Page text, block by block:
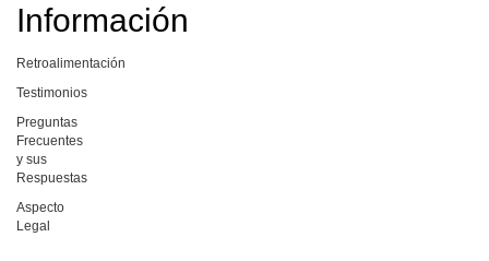
Información
Retroalimentación
Testimonios
Preguntas
Frecuentes
y sus
Respuestas
Aspecto
Legal